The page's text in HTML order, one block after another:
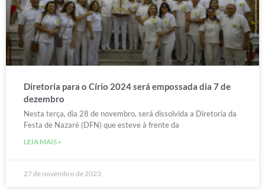
Diretoria para o Círio 2024 será empossada dia 7 de
dezembro
Nesta terça, dia 28 de novembro, será dissolvida a Diretoria da
Festa de Nazaré (DFN) que esteve à frente da
LEIA MAIS »
27 de novembro de 2023